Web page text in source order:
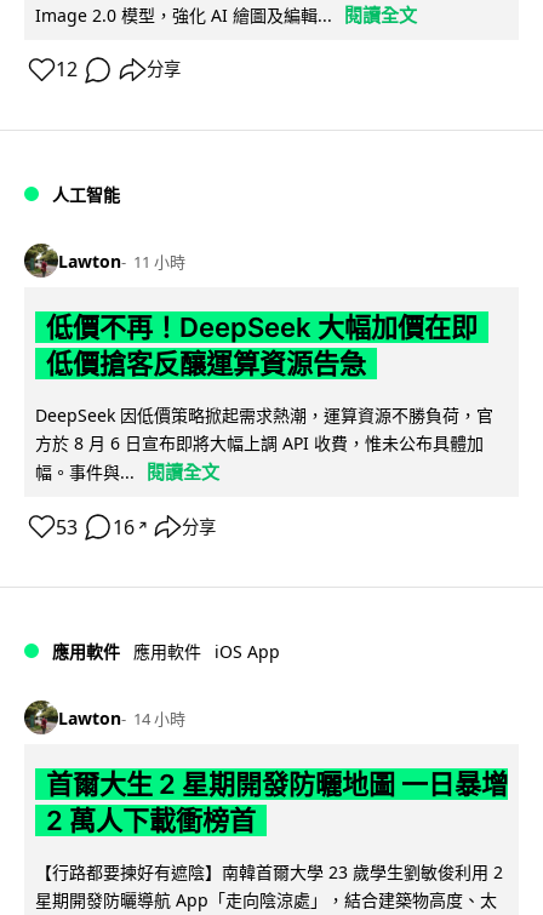
Image 2.0 模型，強化 AI 繪圖及編輯...
閱讀全文
12 分享
人工智能
Lawton 11 小時
低價不再！DeepSeek 大幅加價在即
低價搶客反釀運算資源告急
DeepSeek 因低價策略掀起需求熱潮，運算資源不勝負荷，官
方於 8 月 6 日宣布即將大幅上調 API 收費，惟未公布具體加
幅。事件與...
閱讀全文
53 16 ↗ 分享
應用軟件 應用軟件 iOS App
Lawton 14 小時
首爾大生 2 星期開發防曬地圖 一日暴增
2 萬人下載衝榜首
【行路都要揀好有遮陰】南韓首爾大學 23 歲學生劉敏俊利用 2
星期開發防曬導航 App「走向陰涼處」，結合建築物高度、太